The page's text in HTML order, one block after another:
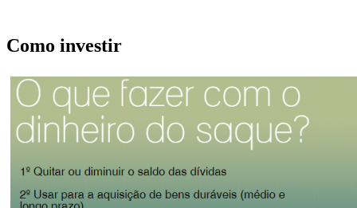
Como investir